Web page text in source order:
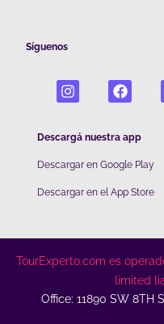
Síguenos
Descargá nuestra app
Descargar en Google Play
Descargar en el App Store
TourExperto.com es
limited
Office: 11890 SW 8TH